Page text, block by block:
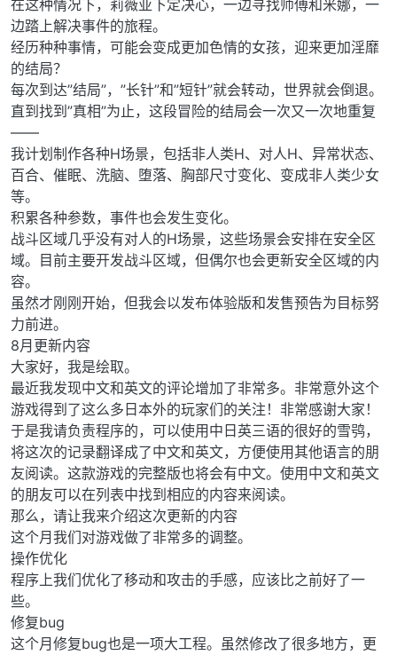
在这种情况下，莉薇亚下定决心，一边寻找师傅和米娜，一
边踏上解决事件的旅程。
经历种种事情，可能会变成更加色情的女孩，迎来更加淫靡
的结局？
每次到达”结局”，”长针”和”短针”就会转动，世界就会倒退。
直到找到”真相”为止，这段冒险的结局会一次又一次地重复
——
我计划制作各种H场景，包括非人类H、对人H、异常状态、
百合、催眠、洗脑、堕落、胸部尺寸变化、变成非人类少女
等。
积累各种参数，事件也会发生变化。
战斗区域几乎没有对人的H场景，这些场景会安排在安全区
域。目前主要开发战斗区域，但偶尔也会更新安全区域的内
容。
虽然才刚刚开始，但我会以发布体验版和发售预告为目标努
力前进。
8月更新内容
大家好，我是绘取。
最近我发现中文和英文的评论增加了非常多。非常意外这个
游戏得到了这么多日本外的玩家们的关注！非常感谢大家！
于是我请负责程序的，可以使用中日英三语的很好的雪鸮，
将这次的记录翻译成了中文和英文，方便使用其他语言的朋
友阅读。这款游戏的完整版也将会有中文。使用中文和英文
的朋友可以在列表中找到相应的内容来阅读。
那么，请让我来介绍这次更新的内容
这个月我们对游戏做了非常多的调整。
操作优化
程序上我们优化了移动和攻击的手感，应该比之前好了一
些。
修复bug
这个月修复bug也是一项大工程。虽然修改了很多地方，更